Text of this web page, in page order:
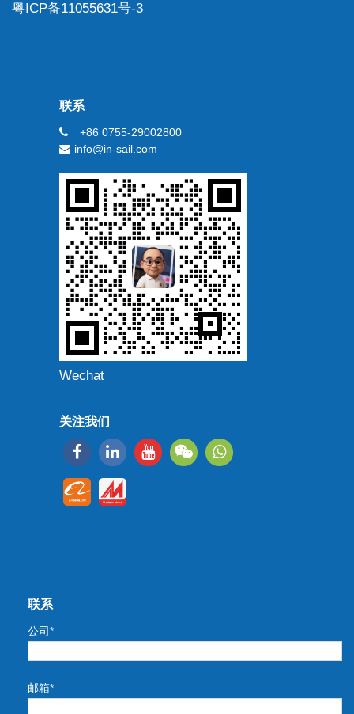
粤ICP备11055631号-3
联系
+86 0755-29002800
info@in-sail.com
Wechat
关注我们
联系
公司*
邮箱*